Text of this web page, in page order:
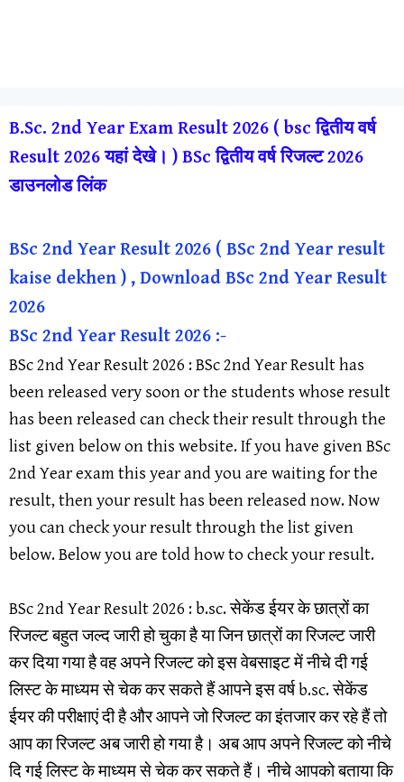
B.Sc. 2nd Year Exam Result 2026 ( bsc द्वितीय वर्ष
Result 2026 यहां देखे। ) BSc द्वितीय वर्ष रिजल्ट 2026
डाउनलोड लिंक
BSc 2nd Year Result 2026 ( BSc 2nd Year result
kaise dekhen ) , Download BSc 2nd Year Result
2026
BSc 2nd Year Result 2026 :-
BSc 2nd Year Result 2026 : BSc 2nd Year Result has
been released very soon or the students whose result
has been released can check their result through the
list given below on this website. If you have given BSc
2nd Year exam this year and you are waiting for the
result, then your result has been released now. Now
you can check your result through the list given
below. Below you are told how to check your result.
BSc 2nd Year Result 2026 : b.sc. सेकेंड ईयर के छात्रों का
रिजल्ट बहुत जल्द जारी हो चुका है या जिन छात्रों का रिजल्ट जारी
कर दिया गया है वह अपने रिजल्ट को इस वेबसाइट में नीचे दी गई
लिस्ट के माध्यम से चेक कर सकते हैं आपने इस वर्ष b.sc. सेकेंड
ईयर की परीक्षाएं दी है और आपने जो रिजल्ट का इंतजार कर रहे हैं तो
आप का रिजल्ट अब जारी हो गया है। अब आप अपने रिजल्ट को नीचे
दि गई लिस्ट के माध्यम से चेक कर सकते हैं। नीचे आपको बताया कि